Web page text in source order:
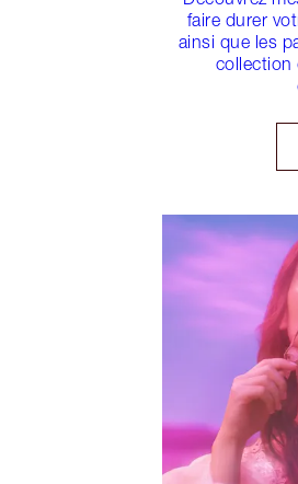
faire durer
ainsi que les
collection